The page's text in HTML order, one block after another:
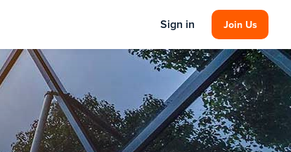
Sign in Join Us